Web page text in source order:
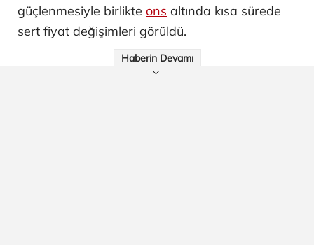
güçlenmesiyle birlikte ons altında kısa sürede
sert fiyat değişimleri görüldü.
Haberin Devamı